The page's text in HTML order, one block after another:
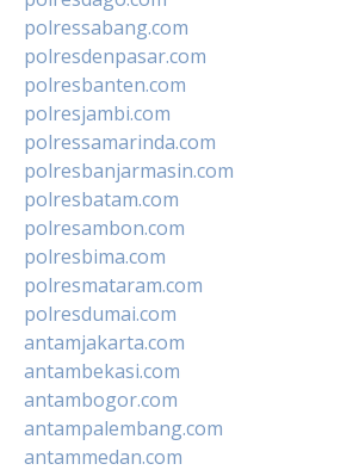
polressabang.com
polresdenpasar.com
polresbanten.com
polresjambi.com
polressamarinda.com
polresbanjarmasin.com
polresbatam.com
polresambon.com
polresbima.com
polresmataram.com
polresdumai.com
antamjakarta.com
antambekasi.com
antambogor.com
antampalembang.com
antammedan.com